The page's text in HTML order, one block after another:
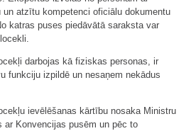
atzītu kompetenci oficiālu dokumentu
katras puses piedāvātā saraksta var
darbojas kā fiziskas personas, ir
funkciju izpildē un nesaņem nekādus
ievēlēšanas kārtību nosaka Ministru
ar Konvencijas pusēm un pēc to